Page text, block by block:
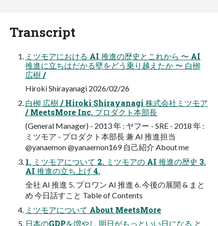
Transcript
ミツモアにおける AI 推進の歴史とこれから 〜 AI
推進に立ちはだかる壁をどう乗り越えたか 〜 白栁
広樹 /
Hiroki Shirayanagi 2026/02/26
白栁 広樹 / Hiroki Shirayanagi 株式会社ミツモア
/ MeetsMore Inc. プロダクト本部長
(General Manager) - 2013 年 : ヤフー - SRE - 2018 年 :
ミツモア - プロダクト本部長 兼 AI 推進担当
@yanaemon @yanaemon169 自己紹介 About me
1. ミツモアについて 2. ミツモアの AI 推進の歴史 3.
AI 推進の立ち上げ 4.
全社 AI 推進 5. プロワン AI 推進 6. 今後の展開 & まと
め 今日話すこと Table of Contents
ミツモアについて About MeetsMore
日本のGDPを増やし 明日がもっといい日になる と